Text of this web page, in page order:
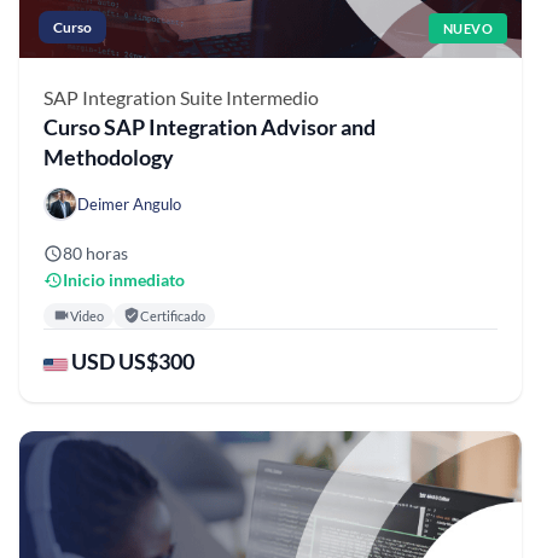
Curso NUEVO
SAP Integration Suite Intermedio
Curso SAP Integration Advisor and
Methodology
Deimer Angulo
80 horas
Inicio inmediato
Video Certificado
USD US$300